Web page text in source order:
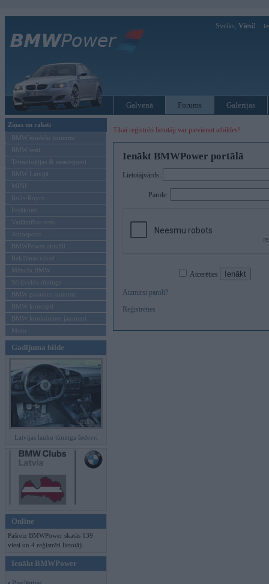
Sveiks, Viesi!
Galvenā Forums Galerijas
Ziņas un raksti
BMW modeļu jaunumi
BMW testi
Tehnoloģijas & sasniegumi
BMW Latvijā
MINI
Rolls-Royce
Pasākumi
Vadāmības tests
Autosports
BMWPower aktuāli
Reklāmas raksti
Mēneša BMW
Sērijveida tūnings
BMW pasaules jaunumi
BMW koncepti
BMW konkurentu jaunumi
Moto
Gadījuma bilde
Latvijas lauku tūninga šedevri
Online
Pašreiz BMWPower skatās 139
viesi un 4 reģistrēti lietotāji.
Ienākt BMWPower
Tikai reģistrēti lietotāji var pievienot atbildes!
Ienākt BMWPower portālā
Lietotājvārds:
Parole:
Atcerēties
Aizmirsi paroli?
Reģistrēties